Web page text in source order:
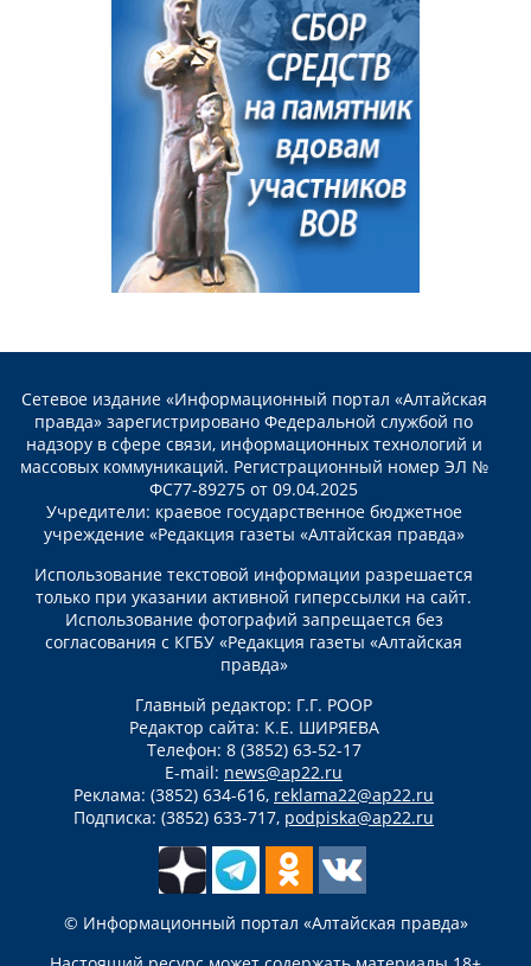
Сетевое издание «Информационный портал «Алтайская
правда» зарегистрировано Федеральной службой по
надзору в сфере связи, информационных технологий и
массовых коммуникаций. Регистрационный номер ЭЛ №
ФС77-89275 от 09.04.2025
Учредители: краевое государственное бюджетное
учреждение «Редакция газеты «Алтайская правда»
Использование текстовой информации разрешается
только при указании активной гиперссылки на сайт.
Использование фотографий запрещается без
согласования с КГБУ «Редакция газеты «Алтайская
правда»
Главный редактор: Г.Г. РООР
Редактор сайта: К.Е. ШИРЯЕВА
Телефон: 8 (3852) 63-52-17
E-mail: news@ap22.ru
Реклама: (3852) 634-616, reklama22@ap22.ru
Подписка: (3852) 633-717, podpiska@ap22.ru
© Информационный портал «Алтайская правда»